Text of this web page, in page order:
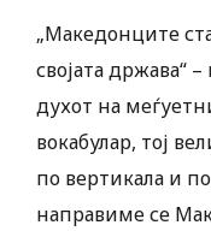
„Македонците
својата држава“
духот на
вокабулар, тој
по вертикала и
направиме се